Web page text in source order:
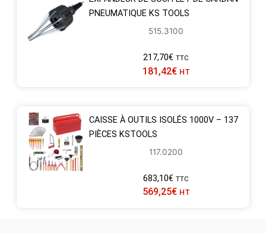
PNEUMATIQUE KS TOOLS
515.3100
217,70€ TTC
181,42€ HT
CAISSE À OUTILS ISOLÉS 1000V – 137
PIÈCES KSTOOLS
117.0200
683,10€ TTC
569,25€ HT